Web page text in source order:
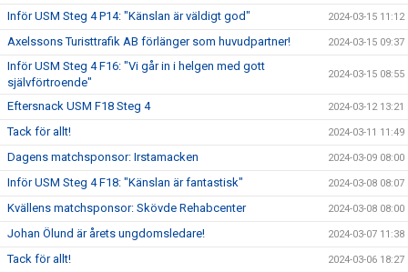
Inför USM Steg 4 P14: "Känslan är väldigt god" 2024-03-15 11:12
Axelssons Turisttrafik AB förlänger som huvudpartner! 2024-03-15 09:37
Inför USM Steg 4 F16: "Vi går in i helgen med gott
självförtroende"
2024-03-15 08:55
Eftersnack USM F18 Steg 4 2024-03-12 13:21
Tack för allt! 2024-03-11 11:49
Dagens matchsponsor: Irstamacken 2024-03-09 08:00
Inför USM Steg 4 F18: "Känslan är fantastisk" 2024-03-08 08:07
Kvällens matchsponsor: Skövde Rehabcenter 2024-03-08 08:00
Johan Ölund är årets ungdomsledare! 2024-03-07 11:38
Tack för allt! 2024-03-06 18:27